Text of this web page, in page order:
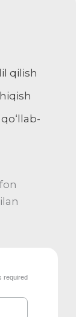
qilish
required